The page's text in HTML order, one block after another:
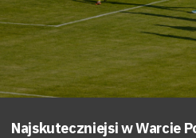
Najskuteczniejsi w Warcie